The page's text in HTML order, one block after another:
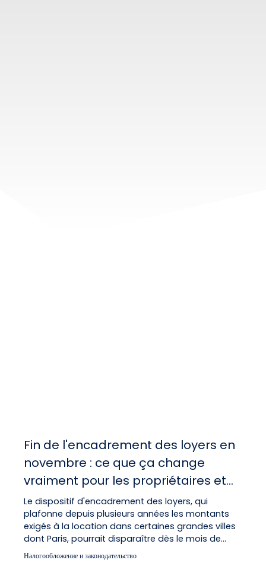
Fin de l'encadrement des loyers en
novembre : ce que ça change
vraiment pour les propriétaires et
les locataires parisiens
Le dispositif d'encadrement des loyers, qui
plafonne depuis plusieurs années les montants
exigés à la location dans certaines grandes villes
dont Paris, pourrait disparaître dès le mois de
novembre. Une échéance qui inquiète les
Налогообложение и законодательство